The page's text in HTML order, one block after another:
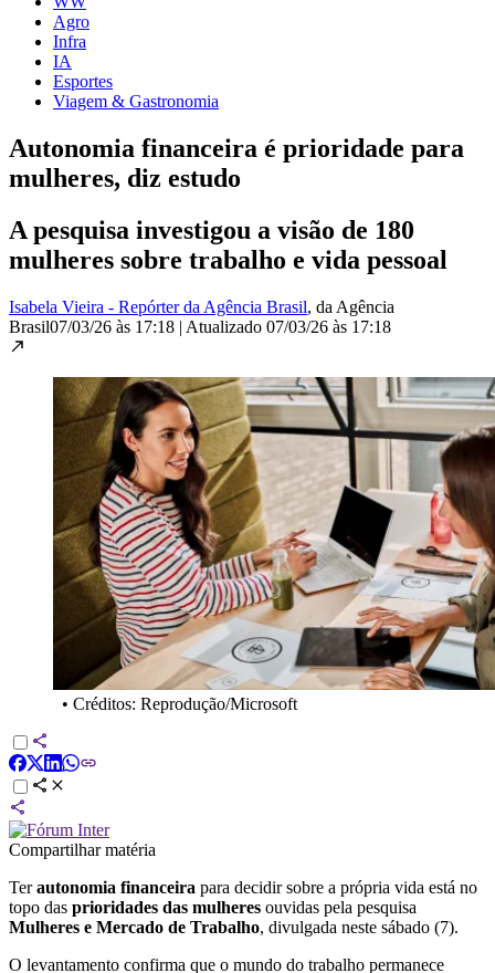
Agro
Infra
IA
Esportes
Viagem & Gastronomia
Autonomia financeira é prioridade para
mulheres, diz estudo
A pesquisa investigou a visão de 180
mulheres sobre trabalho e vida pessoal
Isabela Vieira - Repórter da Agência Brasil, da Agência
Brasil07/03/26 às 17:18 | Atualizado 07/03/26 às 17:18
• Créditos: Reprodução/Microsoft
Compartilhar matéria
Terautonomia financeira para decidir sobre a própria vida está no
topo das prioridades das mulheres ouvidas pela pesquisa
Mulheres e Mercado de Trabalho, divulgada neste sábado (7).
O levantamento confirma que o mundo do trabalho permanece